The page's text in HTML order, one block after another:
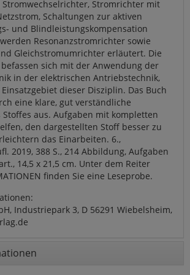
Stromrichter mit
Schaltungen zur aktiven
und Blindleistungskompensation
Resonanzstromrichter sowie
Gleichstromumrichter erläutert. Die
sich mit der Anwendung der
in der elektrischen Antriebstechnik,
dieser Disziplin. Das Buch
eine klare, gut verständliche
Stoffes aus. Aufgaben mit kompletten
den dargestellten Stoff besser zu
das Einarbeiten. 6.,
2019, 388 S., 214 Abbildung, Aufgaben
14,5 x 21,5 cm. Unter dem Reiter
finden Sie eine Leseprobe.
Industriepark 3, D 56291 Wiebelsheim,